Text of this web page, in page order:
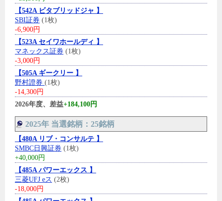
【542A ビタブリッドジャ 】
SBI証券 (1枚)
-6,900円
【523A セイワホールディ 】
マネックス証券 (1枚)
-3,000円
【505A ギークリー 】
野村證券 (1枚)
-14,300円
2026年度、差益+184,100円
2025年 当選銘柄：25銘柄
【480A リブ・コンサルテ 】
SMBC日興証券 (1枚)
+40,000円
【485A パワーエックス 】
三菱UFJ eス (2枚)
-18,000円